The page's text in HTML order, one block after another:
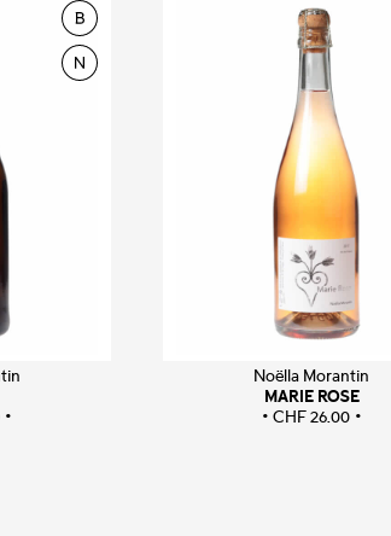
Noëlla Morantin
MARIE ROSE
CHF26.00